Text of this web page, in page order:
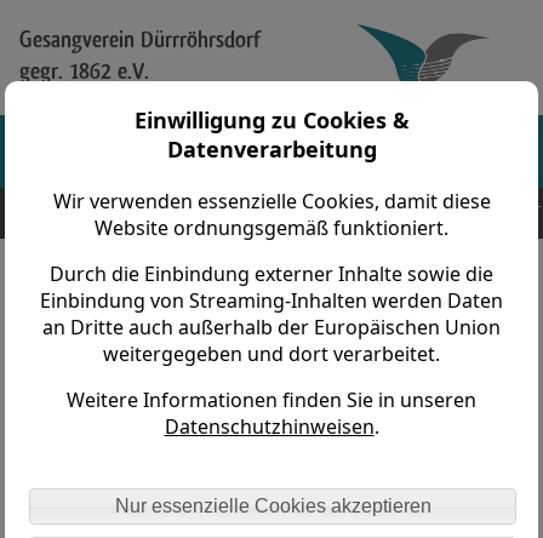
Einwilligung zu Cookies &
Datenverarbeitung
Wir verwenden essenzielle Cookies, damit diese
Website ordnungsgemäß funktioniert.
Durch die Einbindung externer Inhalte sowie die
Einbindung von Streaming-Inhalten werden Daten
an Dritte auch außerhalb der Europäischen Union
weitergegeben und dort verarbeitet.
Weitere Informationen finden Sie in unseren
Datenschutzhinweisen.
Nur essenzielle Cookies akzeptieren
Gesangverein Dürrröhrsdorf
gegr. 1862 e.V.
Gesangverein Dürrröhrsdorf gegr. 1862 e.V. > Vereinsleben > Workshops > 2025 -
Chor Workshop 04. - 06. April 2025